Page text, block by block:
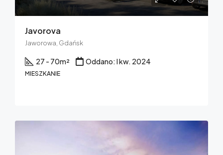
Javorova
Jaworowa, Gdańsk
27 - 70m² Oddano: I kw. 2024
MIESZKANIE